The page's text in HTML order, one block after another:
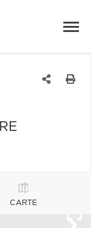
CARTE